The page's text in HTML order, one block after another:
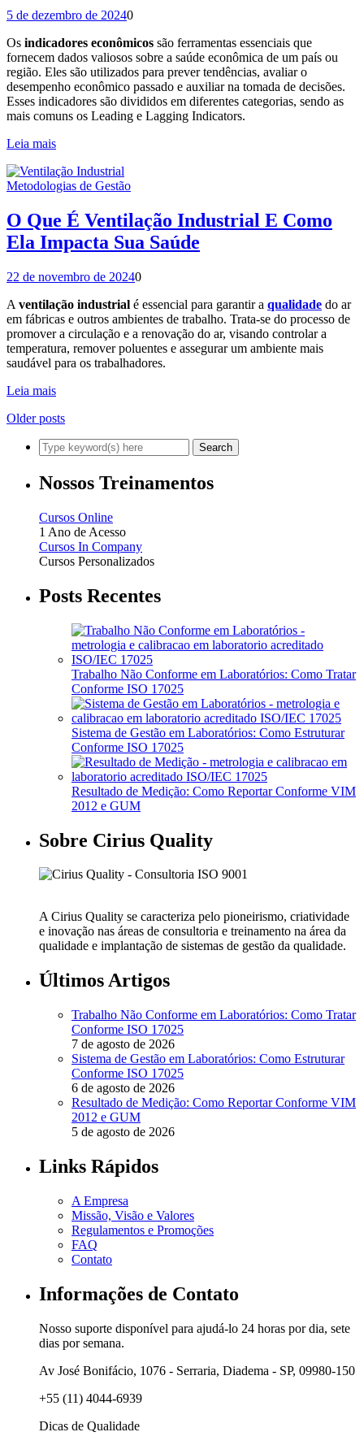
5 de dezembro de 20240
Os indicadores econômicos são ferramentas essenciais que
fornecem dados valiosos sobre a saúde econômica de um país ou
região. Eles são utilizados para prever tendências, avaliar o
desempenho econômico passado e auxiliar na tomada de decisões.
Esses indicadores são divididos em diferentes categorias, sendo as
mais comuns os Leading e Lagging Indicators.
Leia mais
Metodologias de Gestão
O Que É Ventilação Industrial E Como
Ela Impacta Sua Saúde
22 de novembro de 20240
A ventilação industrial é essencial para garantir a qualidade do ar
em fábricas e outros ambientes de trabalho. Trata-se do processo de
promover a circulação e a renovação do ar, visando controlar a
temperatura, remover poluentes e assegurar um ambiente mais
saudável para os trabalhadores.
Leia mais
Older posts
Nossos Treinamentos
Cursos Online
1 Ano de Acesso
Cursos In Company
Cursos Personalizados
Posts Recentes
Trabalho Não Conforme em Laboratórios: Como Tratar
Conforme ISO 17025
Sistema de Gestão em Laboratórios: Como Estruturar
Conforme ISO 17025
Resultado de Medição: Como Reportar Conforme VIM
2012 e GUM
Sobre Cirius Quality
A Cirius Quality se caracteriza pelo pioneirismo, criatividade
e inovação nas áreas de consultoria e treinamento na área da
qualidade e implantação de sistemas de gestão da qualidade.
Últimos Artigos
Trabalho Não Conforme em Laboratórios: Como Tratar
Conforme ISO 17025
7 de agosto de 2026
Sistema de Gestão em Laboratórios: Como Estruturar
Conforme ISO 17025
6 de agosto de 2026
Resultado de Medição: Como Reportar Conforme VIM
2012 e GUM
5 de agosto de 2026
Links Rápidos
A Empresa
Missão, Visão e Valores
Regulamentos e Promoções
FAQ
Contato
Informações de Contato
Nosso suporte disponível para ajudá-lo 24 horas por dia, sete
dias por semana.
Av José Bonifácio, 1076 - Serraria, Diadema - SP, 09980-150
+55 (11) 4044-6939
Dicas de Qualidade